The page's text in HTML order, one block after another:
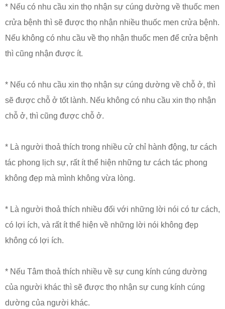
* Nếu có nhu cầu xin thọ nhận sự cúng dường về thuốc men
crửa bệnh thì sẽ được thọ nhận nhiều thuốc men crửa bệnh.
Nếu không có nhu cầu về thọ nhận thuốc men để crửa bệnh
thì cũng nhận được ít.
* Nếu có nhu cầu xin thọ nhận sự cúng dường về chỗ ở, thì
sẽ được chỗ ở tốt lành. Nếu không có nhu cầu xin thọ nhận
chỗ ở, thì cũng được chỗ ở.
* Là người thoả thích trong nhiều cử chỉ hành động, tư cách
tác phong lịch sự, rất ít thể hiện những tư cách tác phong
không đẹp mà mình không vừa lòng.
* Là người thoả thích nhiều đối với những lời nói có tư cách,
có lợi ích, và rất ít thể hiện về những lời nói không đẹp
không có lợi ích.
* Nếu Tâm thoả thích nhiều về sự cung kính cúng dường
của người khác thì sẽ được thọ nhận sự cung kính cúng
dường của người khác.